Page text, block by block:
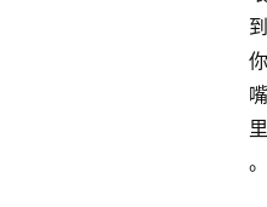
到
你
嘴
里
。